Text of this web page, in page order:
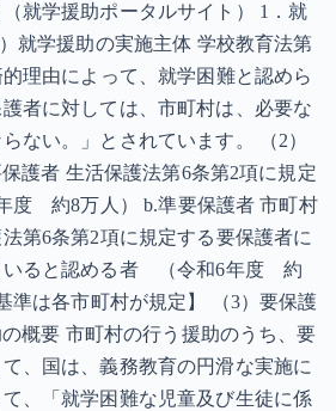
就学援助ポータルサイト） 1．就
就学援助の実施主体 学校教育法第
理由によって、就学困難と認めら
者に対しては、市町村は、必要な
ない。」とされています。 （2）
護者 生活保護法第6条第2項に規定
度 約8万人） b.準要保護者 市町村
第6条第2項に規定する要保護者に
いると認める者 （令和6年度 約
は各市町村が規定】 （3）要保護
概要 市町村の行う援助のうち、要
、国は、義務教育の円滑な実施に
、「就学困難な児童及び生徒に係